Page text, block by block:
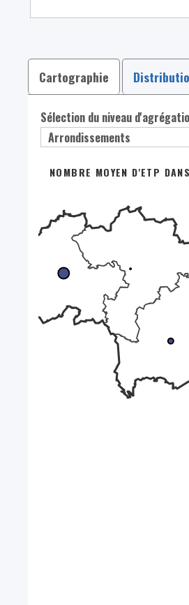
Cartographie
Sélection du niveau
NOMBRE MOYEN D'ETP